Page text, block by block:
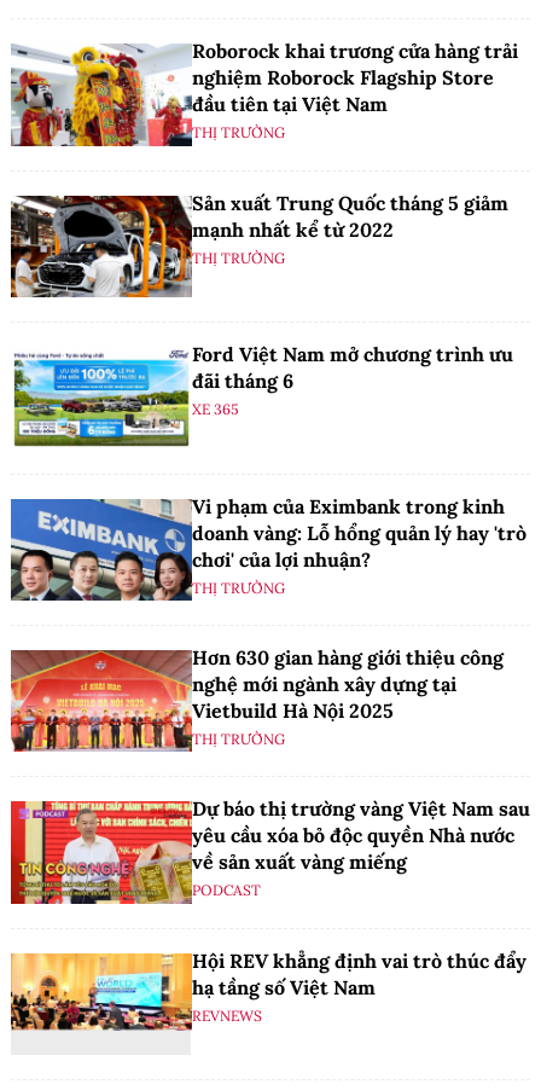
Roborock khai trương cửa hàng trải
nghiệm Roborock Flagship Store
đầu tiên tại Việt Nam
THỊ TRƯỜNG
Sản xuất Trung Quốc tháng 5 giảm
mạnh nhất kể từ 2022
THỊ TRƯỜNG
Ford Việt Nam mở chương trình ưu
đãi tháng 6
XE 365
Vi phạm của Eximbank trong kinh
doanh vàng: Lỗ hổng quản lý hay 'trò
chơi' của lợi nhuận?
THỊ TRƯỜNG
Hơn 630 gian hàng giới thiệu công
nghệ mới ngành xây dựng tại
Vietbuild Hà Nội 2025
THỊ TRƯỜNG
Dự báo thị trường vàng Việt Nam sau
yêu cầu xóa bỏ độc quyền Nhà nước
về sản xuất vàng miếng
PODCAST
Hội REV khẳng định vai trò thúc đẩy
hạ tầng số Việt Nam
REVNEWS